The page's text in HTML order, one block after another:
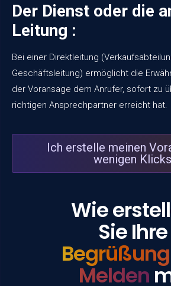
Der Dienst oder die
Leitung :
Bei einer Direktleitung
Geschäftsleitung) ermöglicht die
der Voransage dem Anrufer, sofort zu
richtigen Ansprechpartner erreicht hat.
Ich erstelle meinen
wenigen Klicks
Wie
Sie Ihre
Melden